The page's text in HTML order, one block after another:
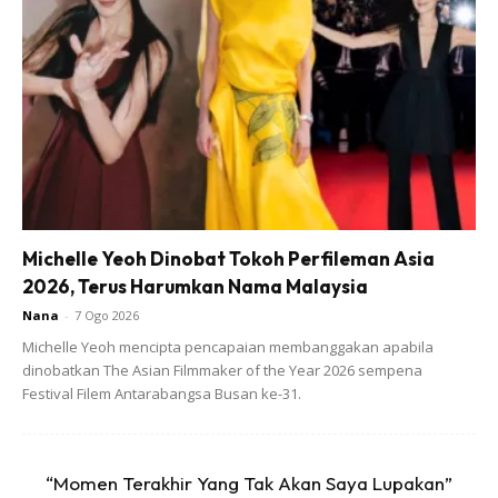
Ads
Untuk pengetahuan, buah delima memiliki khasiat
mencegah dan mengubati berbagai jenis kanser.
Bagaimana ia berfungsi?
Michelle Yeoh Dinobat Tokoh Perfileman Asia
2026, Terus Harumkan Nama Malaysia
Nana - 7 Ogo 2026
Michelle Yeoh mencipta pencapaian membanggakan apabila
dinobatkan The Asian Filmmaker of the Year 2026 sempena
Festival Filem Antarabangsa Busan ke-31.
“Momen Terakhir Yang Tak Akan Saya Lupakan”